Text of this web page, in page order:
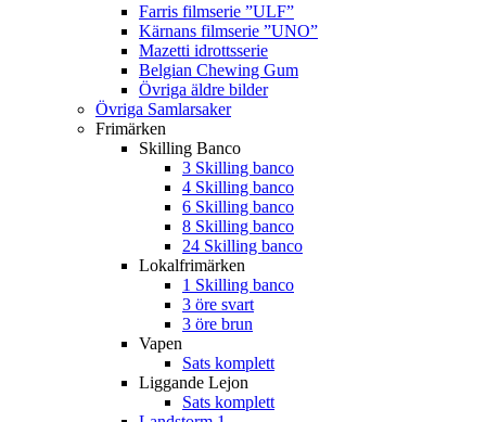
Farris filmserie ”ULF”
Kärnans filmserie ”UNO”
Mazetti idrottsserie
Belgian Chewing Gum
Övriga äldre bilder
Övriga Samlarsaker
Frimärken
Skilling Banco
3 Skilling banco
4 Skilling banco
6 Skilling banco
8 Skilling banco
24 Skilling banco
Lokalfrimärken
1 Skilling banco
3 öre svart
3 öre brun
Vapen
Sats komplett
Liggande Lejon
Sats komplett